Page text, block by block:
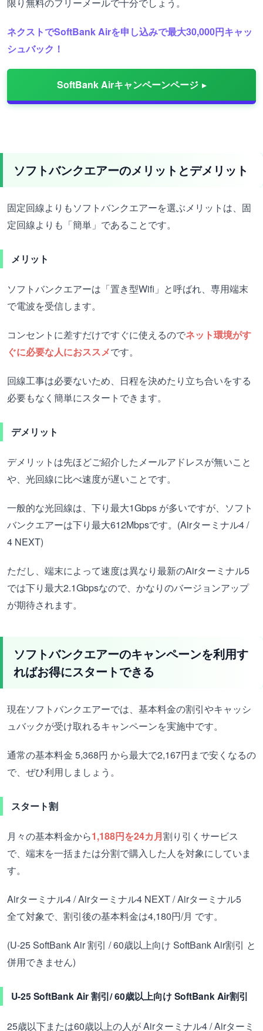
限り無料のフリーメールで十分でしょう。
ネクストでSoftBank Airを申し込みで最大30,000円キャッ
シュバック！
SoftBank Airキャンペーンページ
ソフトバンクエアーのメリットとデメリット
固定回線よりもソフトバンクエアーを選ぶメリットは、固
定回線よりも「簡単」であることです。
メリット
ソフトバンクエアーは「置き型Wifi」と呼ばれ、専用端末
で電波を受信します。
コンセントに差すだけですぐに使えるのでネット環境がす
ぐに必要な人におススメです。
回線工事は必要ないため、日程を決めたり立ち合いをする
必要もなく簡単にスタートできます。
デメリット
デメリットは先ほどご紹介したメールアドレスが無いこと
や、光回線に比べ速度が遅いことです。
一般的な光回線は、下り最大1Gbps が多いですが、ソフト
バンクエアーは下り最大612Mbpsです。(Airターミナル4 /
4 NEXT)
ただし、端末によって速度は異なり最新のAirターミナル5
では下り最大2.1Gbpsなので、かなりのバージョンアップ
が期待されます。
ソフトバンクエアーのキャンペーンを利用す
ればお得にスタートできる
現在ソフトバンクエアーでは、基本料金の割引やキャッシ
ュバックが受け取れるキャンペーンを実施中です。
通常の基本料金 5,368円 から最大で2,167円まで安くなるの
で、ぜひ利用しましょう。
スタート割
月々の基本料金から1,188円を24カ月割り引くサービス
で、端末を一括または分割で購入した人を対象にしていま
す。
Airターミナル4 / Airターミナル4 NEXT / Airターミナル5
全て対象で、割引後の基本料金は4,180円/月 です。
(U-25 SoftBank Air 割引 / 60歳以上向け SoftBank Air割引 と
併用できません)
U-25 SoftBank Air 割引/ 60歳以上向け SoftBank Air割引
25歳以下または60歳以上の人が Airターミナル4 / Airターミ